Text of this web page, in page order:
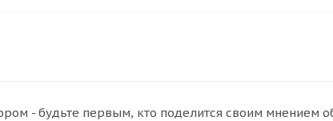
- будьте первым, кто поделится своим мнением